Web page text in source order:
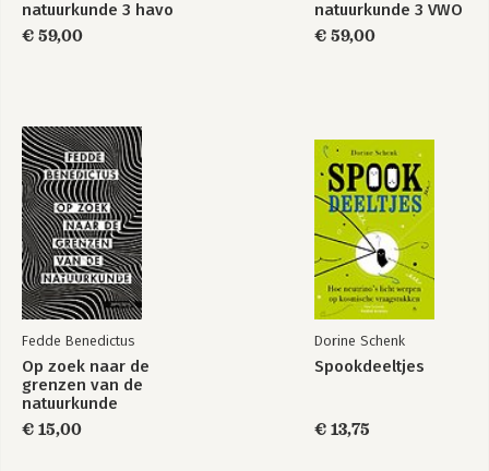
natuurkunde 3 havo
€ 59,00
natuurkunde 3 VWO
€ 59,00
Fedde Benedictus
Op zoek naar de
grenzen van de
natuurkunde
€ 15,00
Dorine Schenk
Spookdeeltjes
€ 13,75